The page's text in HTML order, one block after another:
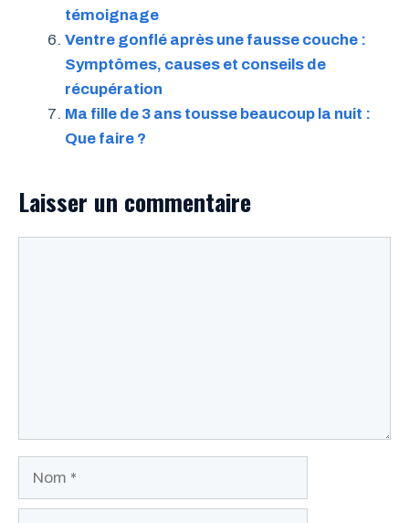
témoignage
Ventre gonflé après une fausse couche :
Symptômes, causes et conseils de
récupération
Ma fille de 3 ans tousse beaucoup la nuit :
Que faire ?
Laisser un commentaire